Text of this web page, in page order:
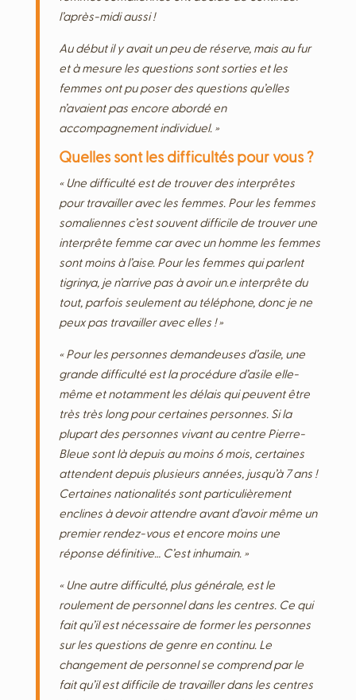
l’après-midi aussi !
Au début il y avait un peu de réserve, mais au fur
et à mesure les questions sont sorties et les
femmes ont pu poser des questions qu’elles
n’avaient pas encore abordé en
accompagnement individuel. »
Quelles sont les difficultés pour vous ?
« Une difficulté est de trouver des interprêtes
pour travailler avec les femmes. Pour les femmes
somaliennes c’est souvent difficile de trouver une
interprête femme car avec un homme les femmes
sont moins à l’aise. Pour les femmes qui parlent
tigrinya, je n’arrive pas à avoir un.e interprête du
tout, parfois seulement au téléphone, donc je ne
peux pas travailler avec elles ! »
« Pour les personnes demandeuses d’asile, une
grande difficulté est la procédure d’asile elle-
même et notamment les délais qui peuvent être
très très long pour certaines personnes. Si la
plupart des personnes vivant au centre Pierre-
Bleue sont là depuis au moins 6 mois, certaines
attendent depuis plusieurs années, jusqu’à 7 ans !
Certaines nationalités sont particulièrement
enclines à devoir attendre avant d’avoir même un
premier rendez-vous et encore moins une
réponse définitive… C’est inhumain. »
« Une autre difficulté, plus générale, est le
roulement de personnel dans les centres. Ce qui
fait qu’il est nécessaire de former les personnes
sur les questions de genre en continu. Le
changement de personnel se comprend par le
fait qu’il est difficile de travailler dans les centres